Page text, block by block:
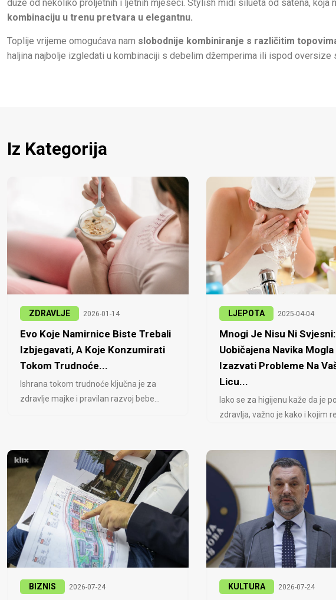
duže od nekoliko proljetnih i ljetnih mjeseci. Stylish midi silueta od satena, koja
kombinaciju u trenu pretvara u elegantnu.
Toplije vrijeme omogućava nam slobodnije kombiniranje s različitim
haljina najbolje izgledati u kombinaciji s debelim džemperima ili ispod oversize
Iz Kategorija
ZDRAVLJE 2026-01-14
Evo Koje Namirnice Biste Trebali
Izbjegavati, A Koje Konzumirati
Tokom Trudnoće...
Ishrana tokom trudnoće ključna je za
zdravlje majke i pravilan razvoj bebe...
LJEPOTA 2025-04-04
Mnogi Je Nisu Ni
Uobičajena Navika Mogla
Izazvati Probleme Na
Licu...
Iako se za higijenu kaže da je
zdravlja, važno je kako i kojim
BIZNIS 2026-07-24 KULTURA 2026-07-24